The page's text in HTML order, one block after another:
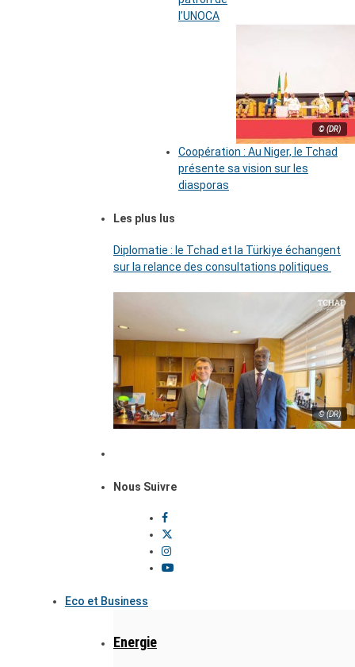
l’UNOCA
© (DR)
Coopération : Au Niger, le Tchad
présente sa vision sur les
diasporas
Les plus lus
Diplomatie : le Tchad et la Türkiye échangent
sur la relance des consultations politiques
© (DR)
Nous Suivre
Eco et Business
Energie